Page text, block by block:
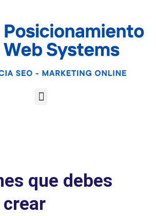
que debes
Analiza tu web gratis